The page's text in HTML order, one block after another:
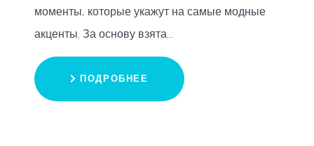
моменты, которые укажут на самые модные
акценты. За основу взята...
ПОДРОБНЕЕ